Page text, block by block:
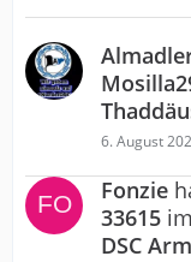
6. August
Fonzie
33615
DSC